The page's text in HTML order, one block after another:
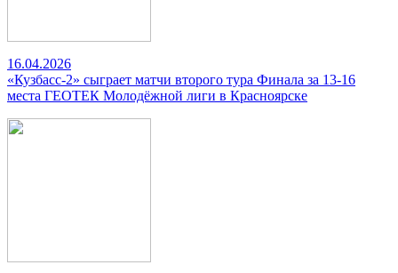
16.04.2026
«Кузбасс-2» сыграет матчи второго тура Финала за 13-16
места ГЕОТЕК Молодёжной лиги в Красноярске